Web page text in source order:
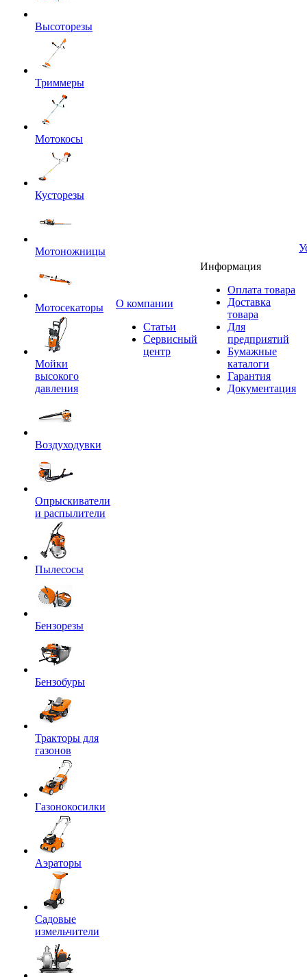
Высоторезы
Триммеры
Мотокосы
Кусторезы
Мотоножницы
Мотосекаторы
Мойки
высокого
давления
Воздуходувки
Опрыскиватели
и распылители
Пылесосы
Бензорезы
Бензобуры
Тракторы для
газонов
Газонокосилки
Аэраторы
Садовые
измельчители
O компании
Статьи
Сервисный
центр
Информация
Оплата товара
Доставка
товара
Для
предприятий
Бумажные
каталоги
Гарантия
Документация